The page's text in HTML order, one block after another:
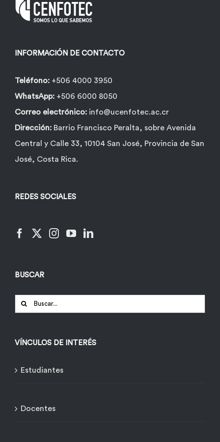
en
de
INFORMACIÓN DE CONTACTO
Teléfono: +506 4000 3950
WhatsApp: +506 6000 8050
Correo electrónico: info@ucenfotec.ac.cr
Dirección: Barrio Francisco Peralta, sobre Avenida
Central y Calle 33, 10104 San José, Provincia de San
José, Costa Rica.
REDES SOCIALES
BUSCAR
Buscar:
VÍNCULOS DE INTERÉS
Estudiantes
Docentes